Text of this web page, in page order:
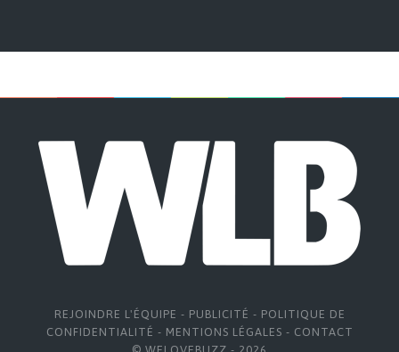
REJOINDRE L'ÉQUIPE - PUBLICITÉ - POLITIQUE DE
CONFIDENTIALITÉ - MENTIONS LÉGALES - CONTACT